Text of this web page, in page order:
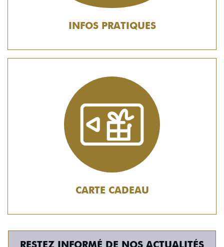
INFOS PRATIQUES
CARTE CADEAU
RESTEZ INFORMÉ DE NOS ACTUALITÉS